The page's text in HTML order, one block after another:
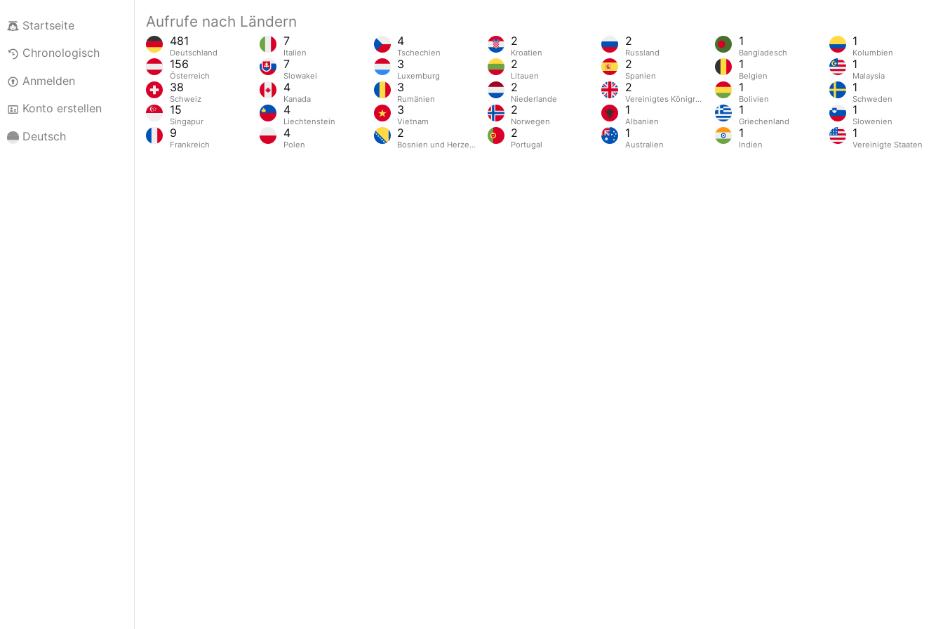
Startseite
Chronologisch
Anmelden
Konto erstellen
Deutsch
Aufrufe nach Ländern
481
Deutschland
156
Österreich
38
Schweiz
15
Singapur
9
Frankreich
7
Italien
7
Slowakei
4
Kanada
4
Liechtenstein
4
Polen
4
Tschechien
3
Luxemburg
3
Rumänien
3
Vietnam
2
Bosnien und Herzegowina
2
Kroatien
2
Litauen
2
Niederlande
2
Norwegen
2
Portugal
2
Russland
2
Spanien
2
Vereinigtes Königreich
1
Albanien
1
Australien
1
Bangladesch
1
Belgien
1
Bolivien
1
Griechenland
1
Indien
1
Kolumbien
1
Malaysia
1
Schweden
1
Slowenien
1
Vereinigte Staaten